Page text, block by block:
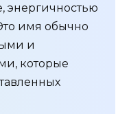
энергичностью
имя обычно
и
которые